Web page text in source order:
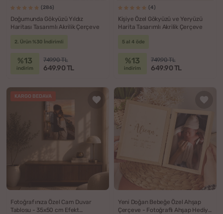
(286)
Doğumunda Gökyüzü Yıldız
Haritası Tasarımlı Akrilik Çerçeve
2. Ürün %30 İndirimli
%13
indirim
749.90 TL
649.90 TL
(4)
Kişiye Özel Gökyüzü ve Yeryüzü
Harita Tasarımlı Akrilik Çerçeve
5 al 4 öde
%13
indirim
749.90 TL
649.90 TL
KARGO BEDAVA
Fotoğrafınıza Özel Cam Duvar
Tablosu - 35x50 cm Efekt
Yeni Doğan Bebeğe Özel Ahşap
Çerçeve - Fotoğraflı Ahşap Hediye